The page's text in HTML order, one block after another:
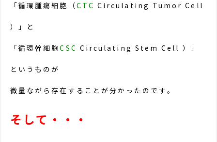
「循環腫瘍細胞（CTC Circulating Tumor Cell
）」と
「循環幹細胞CSC Circulating Stem Cell ）」
というものが
微量ながら存在することが分かったのです。
そして・・・